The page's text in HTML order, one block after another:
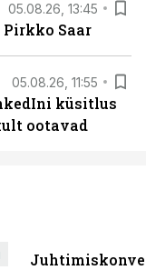
05.08.26, 13:45
Pirkko Saar
05.08.26, 11:55
küsitlus
ootavad